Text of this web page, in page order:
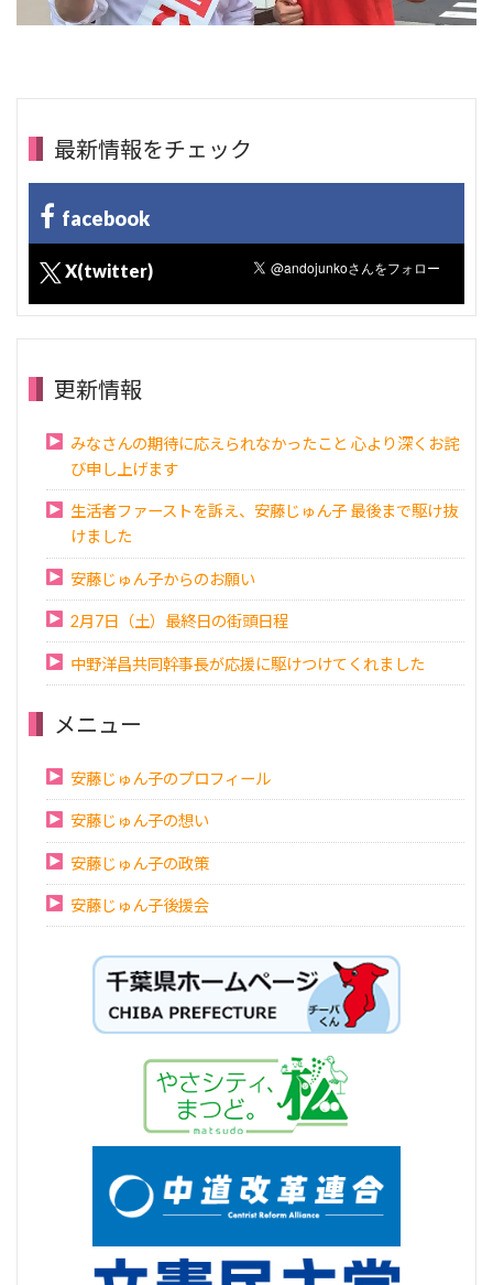
最新情報をチェック
facebook
X(twitter)
更新情報
みなさんの期待に応えられなかったこと 心より深くお詫
び申し上げます
生活者ファーストを訴え、安藤じゅん子 最後まで駆け抜
けました
安藤じゅん子からのお願い
2月7日（土）最終日の街頭日程
中野洋昌共同幹事長が応援に駆けつけてくれました
メニュー
安藤じゅん子のプロフィール
安藤じゅん子の想い
安藤じゅん子の政策
安藤じゅん子後援会